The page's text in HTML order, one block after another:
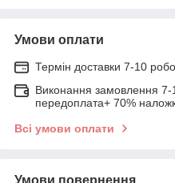
Умови оплати
Термін доставки 7-10
Виконання замовлення 7-
передоплата+ 70%
Всі умови оплати
Умови повернення